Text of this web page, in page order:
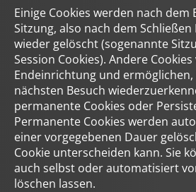
Einige Cookies werden nach dem
Sitzung, also nach dem
wieder gelöscht (sogenannte
Session Cookies). Andere
Endeinrichtung und
nächsten Besuch
permanente Cookies oder
Permanente Cookies werden
einer vorgegebenen Dauer
Cookie unterscheiden kann. Sie
auch selbst oder automatisiert
löschen lassen.